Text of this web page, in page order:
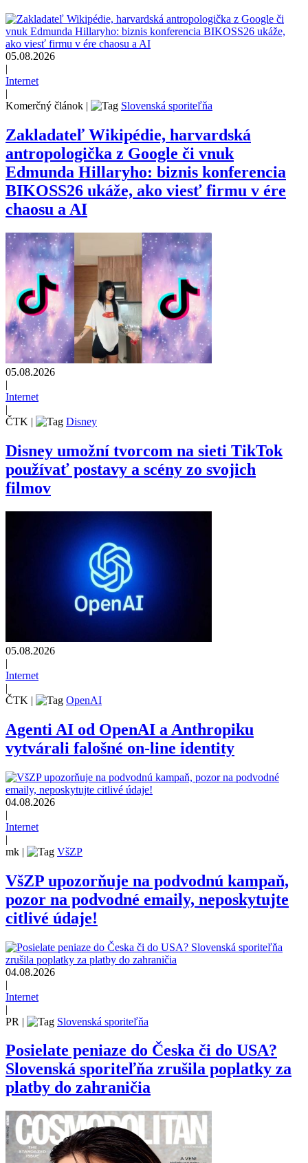
05.08.2026
|
Internet
|
Komerčný článok | Slovenská sporiteľňa
Zakladateľ Wikipédie, harvardská
antropologička z Google či vnuk
Edmunda Hillaryho: biznis konferencia
BIKOSS26 ukáže, ako viesť firmu v ére
chaosu a AI
05.08.2026
|
Internet
|
ČTK | Disney
Disney umožní tvorcom na sieti TikTok
používať postavy a scény zo svojich
filmov
05.08.2026
|
Internet
|
ČTK | OpenAI
Agenti AI od OpenAI a Anthropiku
vytvárali falošné on-line identity
04.08.2026
|
Internet
|
mk | VšZP
VšZP upozorňuje na podvodnú kampaň,
pozor na podvodné emaily, neposkytujte
citlivé údaje!
04.08.2026
|
Internet
|
PR | Slovenská sporiteľňa
Posielate peniaze do Česka či do USA?
Slovenská sporiteľňa zrušila poplatky za
platby do zahraničia